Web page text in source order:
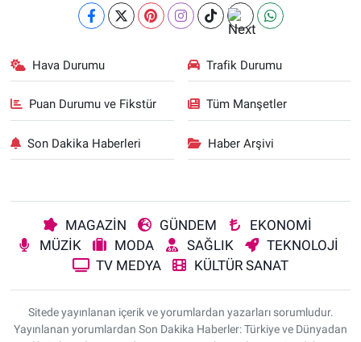
Hava Durumu Trafik Durumu
Puan Durumu ve Fikstür Tüm Manşetler
Son Dakika Haberleri Haber Arşivi
MAGAZİN GÜNDEM
EKONOMİ
MÜZİK
MODA SAĞLIK
TEKNOLOJİ
TV MEDYA
KÜLTÜR SANAT
Sitede yayınlanan içerik ve yorumlardan yazarları sorumludur.
Yayınlanan yorumlardan Son Dakika Haberler: Türkiye ve Dünyadan